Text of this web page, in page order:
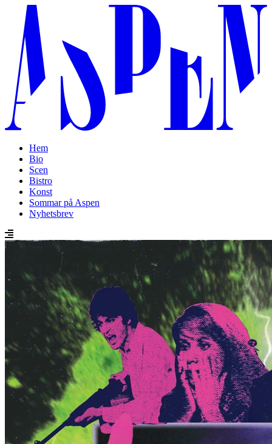
Hem
Bio
Scen
Bistro
Konst
Sommar på Aspen
Nyhetsbrev